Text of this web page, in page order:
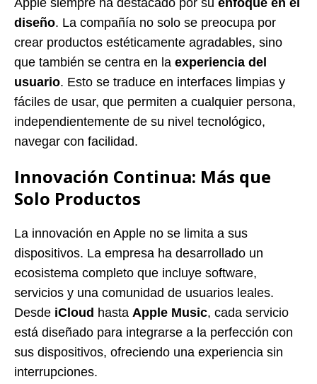
diseño. La compañía no solo se preocupa por
crear productos estéticamente agradables, sino
que también se centra en la experiencia del
usuario. Esto se traduce en interfaces limpias y
fáciles de usar, que permiten a cualquier persona,
independientemente de su nivel tecnológico,
navegar con facilidad.
Innovación Continua: Más que
Solo Productos
La innovación en Apple no se limita a sus
dispositivos. La empresa ha desarrollado un
ecosistema completo que incluye software,
servicios y una comunidad de usuarios leales.
Desde iCloud hasta Apple Music, cada servicio
está diseñado para integrarse a la perfección con
sus dispositivos, ofreciendo una experiencia sin
interrupciones.